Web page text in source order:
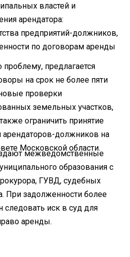
властей и
арендатора:
предприятий-должников,
по договорам аренды
предлагается
на срок не более пяти
проверки
земельных участков,
ограничить принятие
должников на
Московской области.
межведомственные
образования с
ГУВД, судебных
При задолженности более
иск в суд для
аренды.